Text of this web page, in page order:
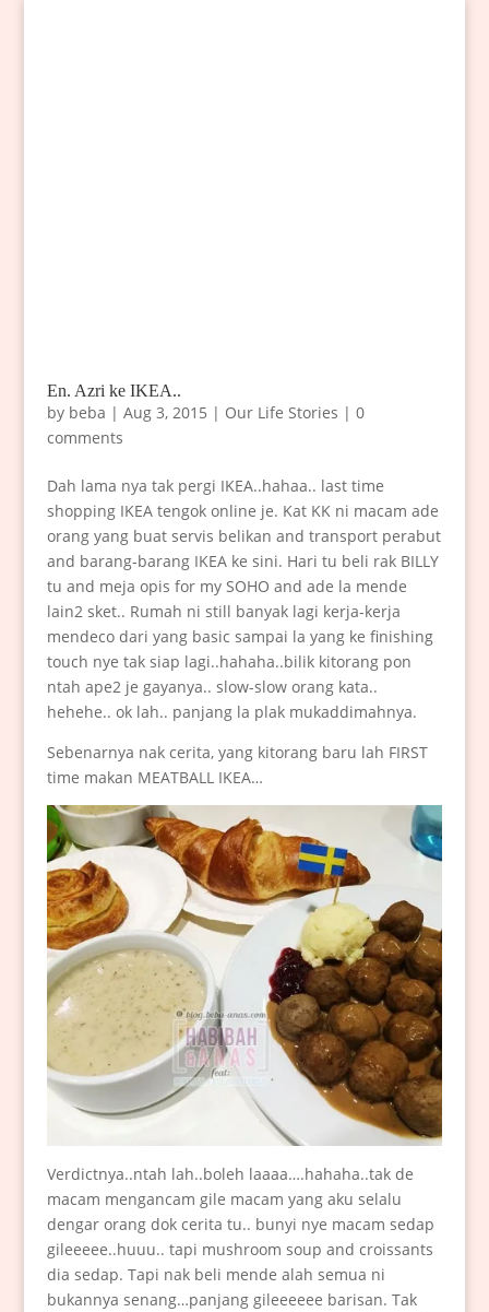
En. Azri ke IKEA..
by beba | Aug 3, 2015 | Our Life Stories | 0
comments
Dah lama nya tak pergi IKEA..hahaa.. last time
shopping IKEA tengok online je. Kat KK ni macam ade
orang yang buat servis belikan and transport perabut
and barang-barang IKEA ke sini. Hari tu beli rak BILLY
tu and meja opis for my SOHO and ade la mende
lain2 sket.. Rumah ni still banyak lagi kerja-kerja
mendeco dari yang basic sampai la yang ke finishing
touch nye tak siap lagi..hahaha..bilik kitorang pon
ntah ape2 je gayanya.. slow-slow orang kata..
hehehe.. ok lah.. panjang la plak mukaddimahnya.
Sebenarnya nak cerita, yang kitorang baru lah FIRST
time makan MEATBALL IKEA…
Verdictnya..ntah lah..boleh laaaa….hahaha..tak de
macam mengancam gile macam yang aku selalu
dengar orang dok cerita tu.. bunyi nye macam sedap
gileeeee..huuu.. tapi mushroom soup and croissants
dia sedap. Tapi nak beli mende alah semua ni
bukannya senang…panjang gileeeeee barisan. Tak